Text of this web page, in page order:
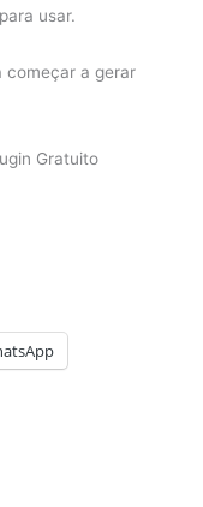
usar.
começar a gerar
Gratuito